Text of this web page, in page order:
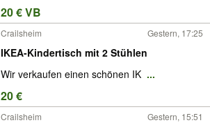
20 € VB
Crailsheim Gestern, 17:25
IKEA-Kindertisch mit 2 Stühlen
Wir verkaufen einen schönen IK ...
20 €
Crailsheim Gestern, 15:51